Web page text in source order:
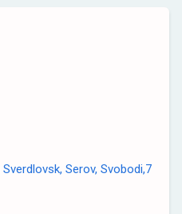
Serov, Svobodi,7